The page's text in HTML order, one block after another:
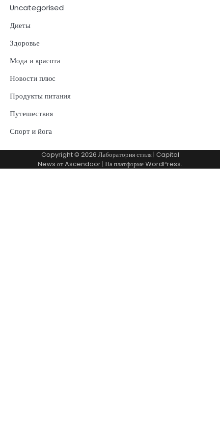
Uncategorised
Диеты
Здоровье
Мода и красота
Новости плюс
Продукты питания
Путешествия
Спорт и йога
Copyright © 2026 Лаборатория стиля| Capital
News отAscendoor | На платформеWordPress.